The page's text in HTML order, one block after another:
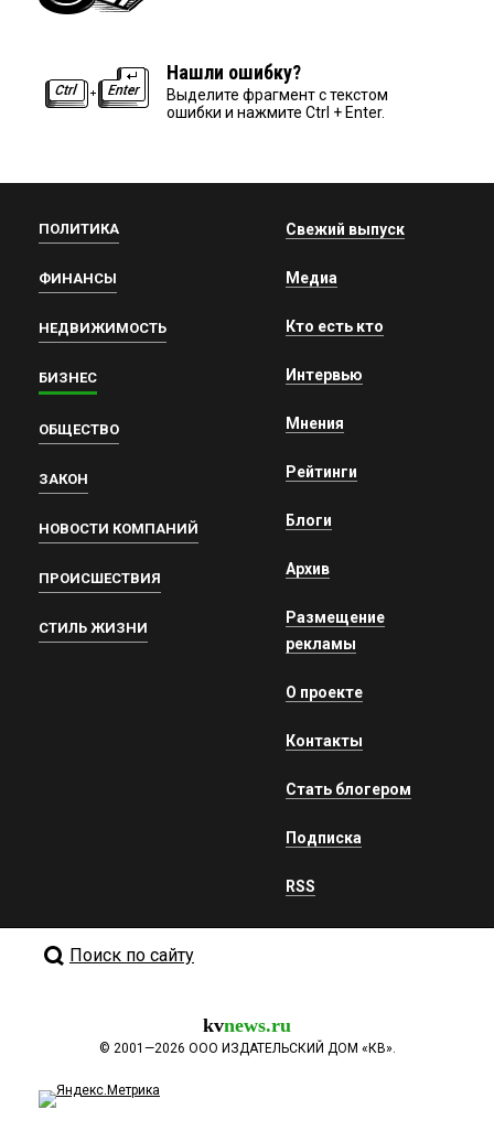
Нашли ошибку?
Выделите фрагмент с текстом
ошибки и нажмите Ctrl + Enter.
ПОЛИТИКА
ФИНАНСЫ
НЕДВИЖИМОСТЬ
БИЗНЕС
ОБЩЕСТВО
ЗАКОН
НОВОСТИ КОМПАНИЙ
ПРОИСШЕСТВИЯ
СТИЛЬ ЖИЗНИ
Свежий выпуск
Медиа
Кто есть кто
Интервью
Мнения
Рейтинги
Блоги
Архив
Размещение
рекламы
О проекте
Контакты
Стать блогером
Подписка
RSS
Поиск по сайту
kvnews.ru
© 2001—2026 ООО ИЗДАТЕЛЬСКИЙ ДОМ «КВ».